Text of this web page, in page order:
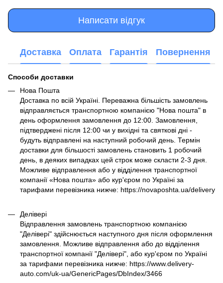
Написати відгук
Доставка Оплата Гарантія Повернення
Способи доставки
Нова Пошта
Доставка по всій Україні. Переважна більшість замовлень
відправляється транспортною компанією "Нова пошта" в
день оформлення замовлення до 12:00. Замовлення,
підтверджені після 12:00 чи у вихідні та святкові дні -
будуть відправлені на наступний робочий день. Термін
доставки для більшості замовлень становить 1 робочий
день, в деяких випадках цей строк може скласти 2-3 дня.
Можливе відправлення або у відділення транспортної
компанії «Нова пошта» або кур'єром по Україні за
тарифами перевізника нижче: https://novaposhta.ua/delivery
Делівері
Відправлення замовлень транспортною компанією
"Делівері" здійснюється наступного дня після оформлення
замовлення. Можливе відправлення або до відділення
транспортної компанії "Делівері", або кур'єром по Україні
за тарифами перевізника нижче: https://www.delivery-
auto.com/uk-ua/GenericPages/DbIndex/3466